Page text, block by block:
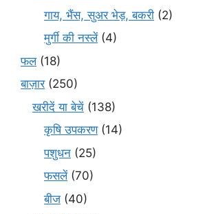
गाय, भैंस, सुअर भेड़, बकरी (2)
मुर्गी की नस्लें(4)
फल(18)
बाज़ार(250)
खरीदें या बेचें (138)
कृषि उपकरण(14)
पशुधन (25)
फसलें(70)
बीज (40)